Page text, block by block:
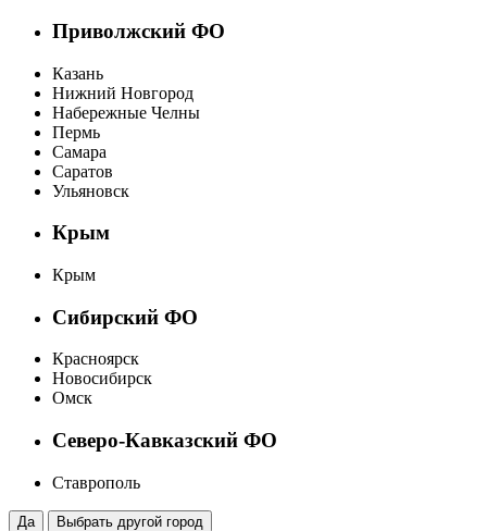
Приволжский ФО
Казань
Нижний Новгород
Набережные Челны
Пермь
Самара
Саратов
Ульяновск
Крым
Крым
Сибирский ФО
Красноярск
Новосибирск
Омск
Северо-Кавказский ФО
Ставрополь